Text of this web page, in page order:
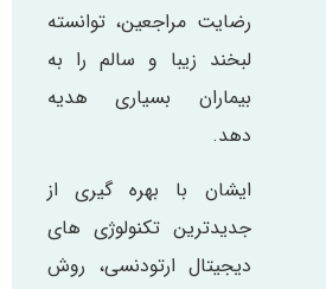
رضایت مراجعین، توانسته
لبخند زیبا و سالم را به
بیماران بسیاری هدیه
دهد.
ایشان با بهره گیری از
جدیدترین تکنولوژی های
دیجیتال ارتودنسی، روش